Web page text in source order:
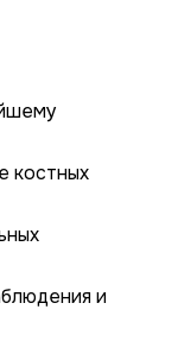
костных
и